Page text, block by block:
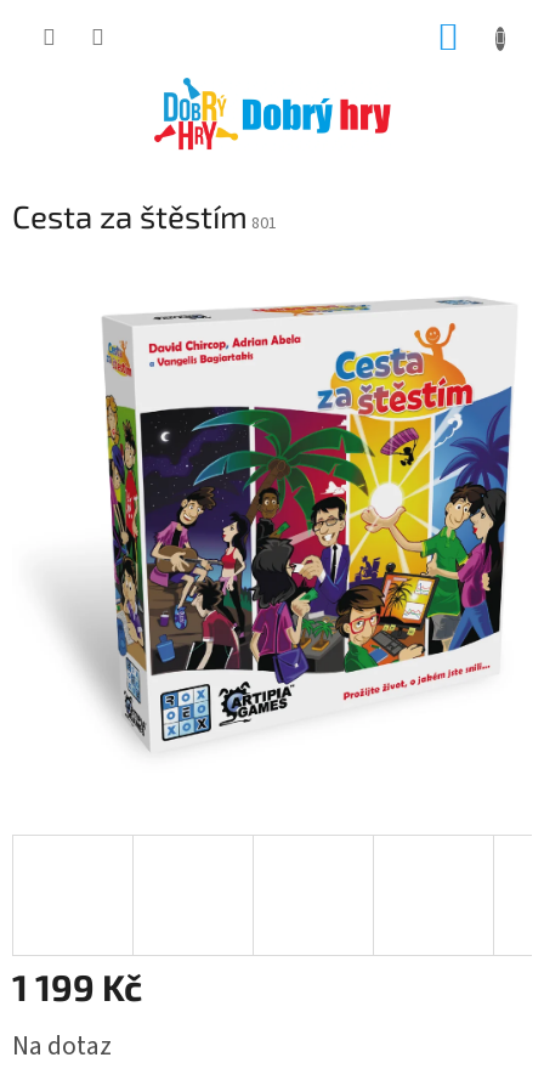
Cesta za štěstím 801
1 199 Kč
cena:
Na dotaz